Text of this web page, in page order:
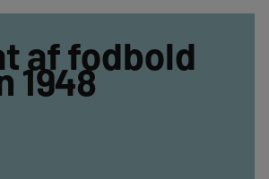
af fodbold
1948